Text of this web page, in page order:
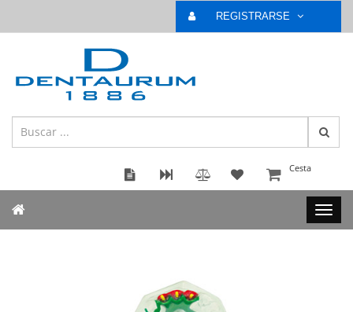
REGISTRARSE
Cesta